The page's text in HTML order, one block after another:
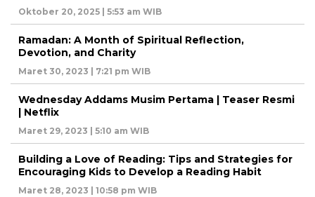
Oktober 20, 2025 | 5:53 am WIB
Ramadan: A Month of Spiritual Reflection,
Devotion, and Charity
Maret 30, 2023 | 7:21 pm WIB
Wednesday Addams Musim Pertama | Teaser Resmi
| Netflix
Maret 29, 2023 | 5:10 am WIB
Building a Love of Reading: Tips and Strategies for
Encouraging Kids to Develop a Reading Habit
Maret 28, 2023 | 10:58 pm WIB